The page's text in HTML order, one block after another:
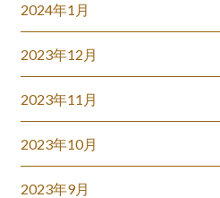
2024年1月
2023年12月
2023年11月
2023年10月
2023年9月